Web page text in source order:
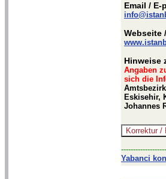
Email / E-
Webseite
Hinweise
Angaben
sich die
Eskisehir,
Johannes
Yabanci